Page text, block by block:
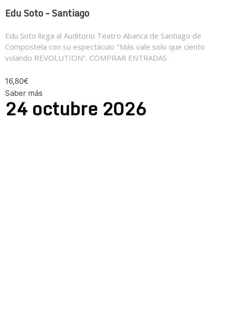
Edu Soto – Santiago
Edu Soto llega al Auditorio Teatro Abanca de Santiago de
Compostela con su espectáculo "Más vale solo que ciento
volando REVOLUTION". COMPRAR ENTRADAS
16,80€
Saber más
24 octubre 2026